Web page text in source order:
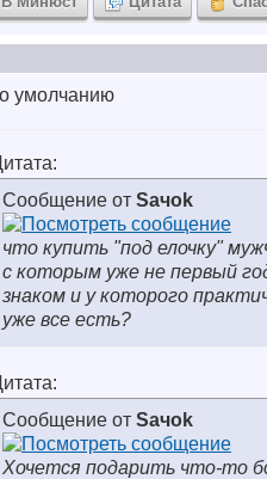
Сообщение от Saчok
что купить "под елочку"
с которым уже не первый
знаком и у которого
уже все есть?
Сообщение от Saчok
Хочется подарить что-то